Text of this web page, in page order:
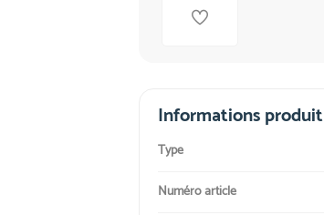
Informations produit
Type
Numéro article